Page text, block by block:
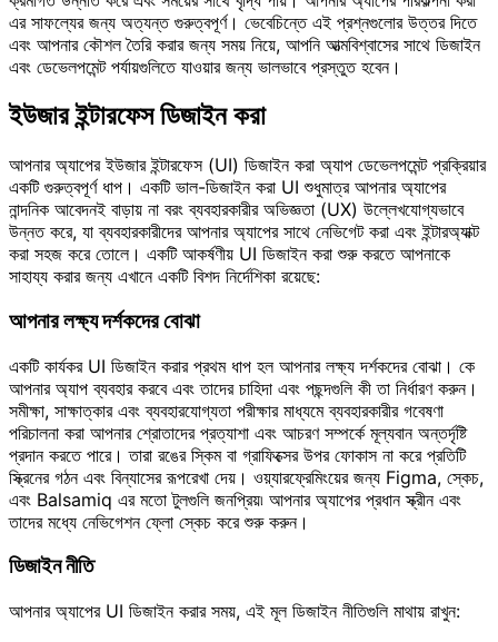
এর সাফল্যের জন্য অত্যন্ত গুরুত্বপূর্ণ। ভেবেচিন্তে এই প্রশ্নগুলোর উত্তর দিতে
এবং আপনার কৌশল তৈরি করার জন্য সময় নিয়ে, আপনি আত্মবিশ্বাসের সাথে ডিজাইন
এবং ডেভেলপমেন্ট পর্যায়গুলিতে যাওয়ার জন্য ভালভাবে প্রস্তুত হবেন।
ইউজার ইন্টারফেস ডিজাইন করা
আপনার অ্যাপের ইউজার ইন্টারফেস (UI) ডিজাইন করা অ্যাপ ডেভেলপমেন্ট প্রক্রিয়ার
একটি গুরুত্বপূর্ণ ধাপ। একটি ভাল-ডিজাইন করা UI শুধুমাত্র আপনার অ্যাপের
নান্দনিক আবেদনই বাড়ায় না বরং ব্যবহারকারীর অভিজ্ঞতা (UX) উল্লেখযোগ্যভাবে
উন্নত করে, যা ব্যবহারকারীদের আপনার অ্যাপের সাথে নেভিগেট করা এবং ইন্টারঅ্যাক্ট
করা সহজ করে তোলে। একটি আকর্ষণীয় UI ডিজাইন করা শুরু করতে আপনাকে
সাহায্য করার জন্য এখানে একটি বিশদ নির্দেশিকা রয়েছে:
আপনার লক্ষ্য দর্শকদের বোঝা
একটি কার্যকর UI ডিজাইন করার প্রথম ধাপ হল আপনার লক্ষ্য দর্শকদের বোঝা। কে
আপনার অ্যাপ ব্যবহার করবে এবং তাদের চাহিদা এবং পছন্দগুলি কী তা নির্ধারণ করুন।
সমীক্ষা, সাক্ষাত্কার এবং ব্যবহারযোগ্যতা পরীক্ষার মাধ্যমে ব্যবহারকারীর গবেষণা
পরিচালনা করা আপনার শ্রোতাদের প্রত্যাশা এবং আচরণ সম্পর্কে মূল্যবান অন্তর্দৃষ্টি
প্রদান করতে পারে। তারা রঙের স্কিম বা গ্রাফিক্সের উপর ফোকাস না করে প্রতিটি
স্ক্রিনের গঠন এবং বিন্যাসের রূপরেখা দেয়। ওয়্যারফ্রেমিংয়ের জন্য Figma, স্কেচ,
এবং Balsamiq এর মতো টুলগুলি জনপ্রিয়৷ আপনার অ্যাপের প্রধান স্ক্রীন এবং
তাদের মধ্যে নেভিগেশন ফ্লো স্কেচ করে শুরু করুন।
ডিজাইন নীতি
আপনার অ্যাপের UI ডিজাইন করার সময়, এই মূল ডিজাইন নীতিগুলি মাথায় রাখুন: